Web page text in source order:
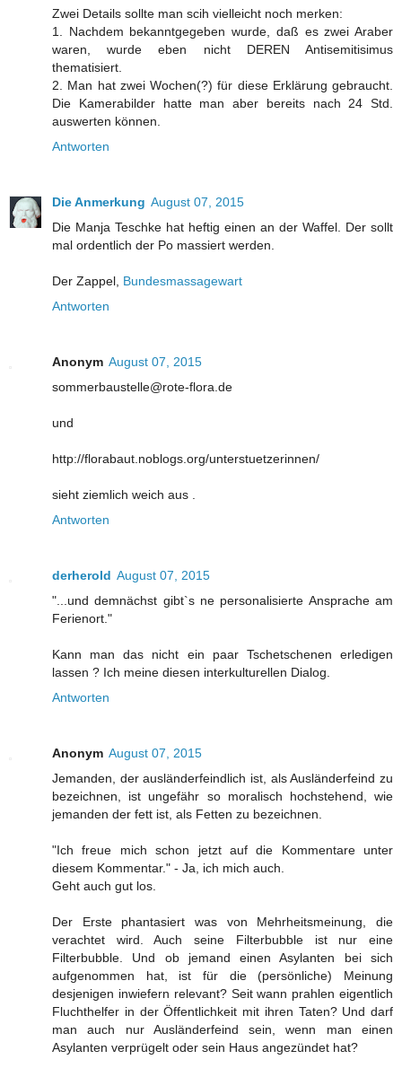
Zwei Details sollte man scih vielleicht noch merken:
1. Nachdem bekanntgegeben wurde, daß es zwei Araber
waren, wurde eben nicht DEREN Antisemitisimus
thematisiert.
2. Man hat zwei Wochen(?) für diese Erklärung gebraucht.
Die Kamerabilder hatte man aber bereits nach 24 Std.
auswerten können.
Antworten
Die Anmerkung August 07, 2015
Die Manja Teschke hat heftig einen an der Waffel. Der sollt
mal ordentlich der Po massiert werden.
Der Zappel, Bundesmassagewart
Antworten
Anonym August 07, 2015
sommerbaustelle@rote-flora.de
und
http://florabaut.noblogs.org/unterstuetzerinnen/
sieht ziemlich weich aus .
Antworten
derherold August 07, 2015
"...und demnächst gibt`s ne personalisierte Ansprache am
Ferienort."
Kann man das nicht ein paar Tschetschenen erledigen
lassen ? Ich meine diesen interkulturellen Dialog.
Antworten
Anonym August 07, 2015
Jemanden, der ausländerfeindlich ist, als Ausländerfeind zu
bezeichnen, ist ungefähr so moralisch hochstehend, wie
jemanden der fett ist, als Fetten zu bezeichnen.
"Ich freue mich schon jetzt auf die Kommentare unter
diesem Kommentar." - Ja, ich mich auch.
Geht auch gut los.
Der Erste phantasiert was von Mehrheitsmeinung, die
verachtet wird. Auch seine Filterbubble ist nur eine
Filterbubble. Und ob jemand einen Asylanten bei sich
aufgenommen hat, ist für die (persönliche) Meinung
desjenigen inwiefern relevant? Seit wann prahlen eigentlich
Fluchthelfer in der Öffentlichkeit mit ihren Taten? Und darf
man auch nur Ausländerfeind sein, wenn man einen
Asylanten verprügelt oder sein Haus angezündet hat?